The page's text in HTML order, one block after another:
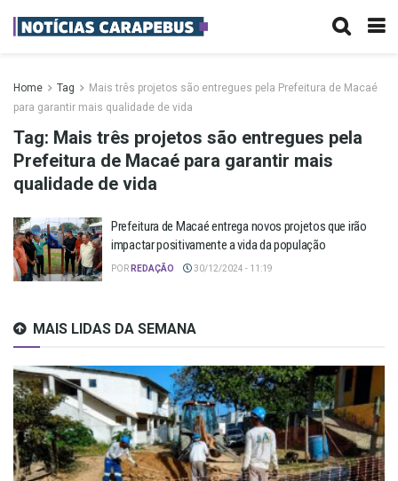
Home Tag
Mais três projetos são entregues pela Prefeitura de Macaé
para garantir mais qualidade de vida
Tag: Mais três projetos são entregues pela
Prefeitura de Macaé para garantir mais
qualidade de vida
Prefeitura de Macaé entrega novos projetos que irão
impactar positivamente a vida da população
POR REDAÇÃO 30/12/2024 - 11:19
MAIS LIDAS DA SEMANA